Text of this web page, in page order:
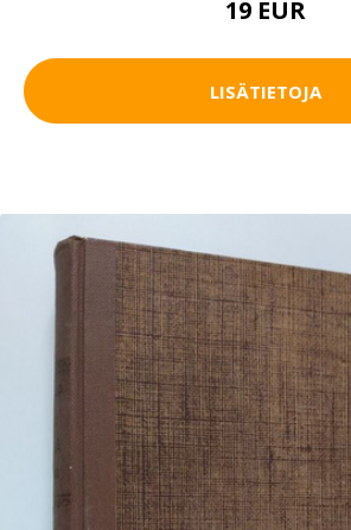
19 EUR
LISÄTIETOJA